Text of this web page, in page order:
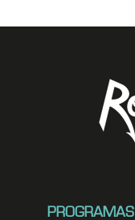
PROGRAMAS